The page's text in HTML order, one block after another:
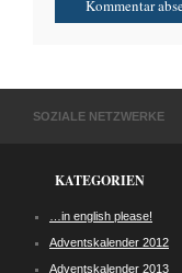
SOZIALE NETZWERKE
KATEGORIEN
…in english please!
Adventskalender 2012
Adventskalender 2013